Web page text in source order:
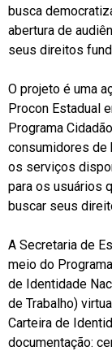
busca
abertura de
seus direitos
O projeto é uma
Procon Estadual
Programa
consumidores de
os serviços
para os usuários
buscar seus
A Secretaria de
meio do
de Identidade
de Trabalho)
Carteira de
documentação: